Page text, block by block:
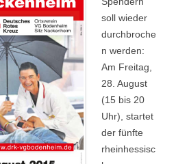
soll wieder
durchbroche
n werden:
Am Freitag,
28. August
(15 bis 20
Uhr), startet
der fünfte
rheinhessisc